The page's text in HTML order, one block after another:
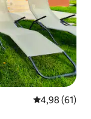
Gemiddelde
4,98 (61)